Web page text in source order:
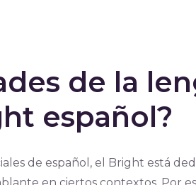
de la
español?
de español, el Bright está